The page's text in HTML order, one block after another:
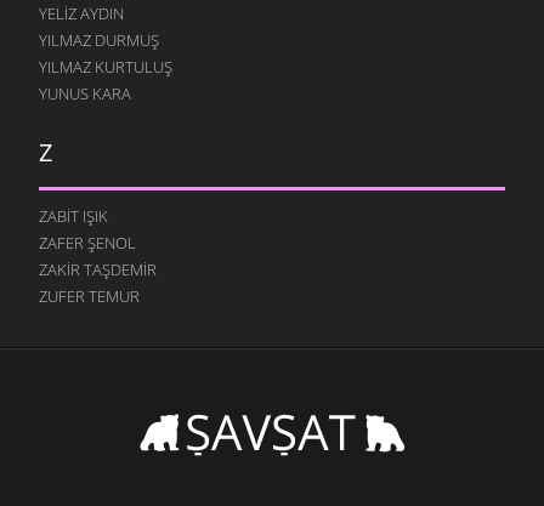
YELIZ AYDIN
YILMAZ DURMUŞ
YILMAZ KURTULUŞ
YUNUS KARA
Z
ZABIT IŞIK
ZAFER ŞENOL
ZAKIR TAŞDEMIR
ZUFER TEMUR